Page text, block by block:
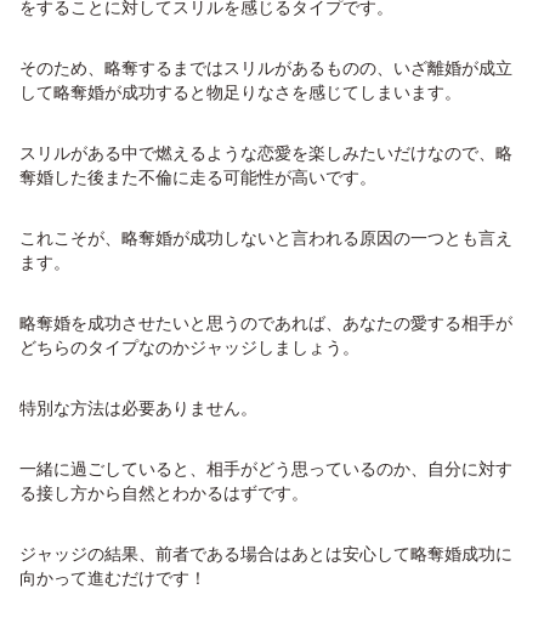
をすることに対してスリルを感じるタイプです。
そのため、略奪するまではスリルがあるものの、いざ離婚が成立
して略奪婚が成功すると物足りなさを感じてしまいます。
スリルがある中で燃えるような恋愛を楽しみたいだけなので、略
奪婚した後また不倫に走る可能性が高いです。
これこそが、略奪婚が成功しないと言われる原因の一つとも言え
ます。
略奪婚を成功させたいと思うのであれば、あなたの愛する相手が
どちらのタイプなのかジャッジしましょう。
特別な方法は必要ありません。
一緒に過ごしていると、相手がどう思っているのか、自分に対す
る接し方から自然とわかるはずです。
ジャッジの結果、前者である場合はあとは安心して略奪婚成功に
向かって進むだけです！